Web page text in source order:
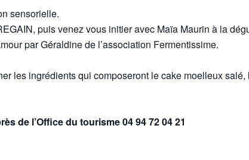
sensorielle.
puis venez vous initier avec Maïa Maurin à la
par Géraldine de l’association Fermentissime.
les ingrédients qui composeront le cake moelleux
de l’Office du tourisme 04 94 72 04 21